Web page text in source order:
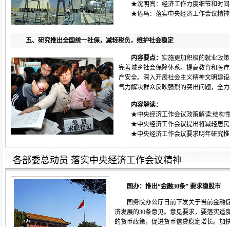
★沈明高：经济工作力度细节和时
★倦鸟：落实中央经济工作会议精
五、研究推出全国统一社保，减轻税负，维护社会稳定
内容要点： 实施更加积极的就业政
完善城乡社会保障体系。提高教育和医
产安全。深入开展社会主义精神文明建
气力解决群众反映强烈的突出问题，全
内容解读：
★中央经济工作会议政策解读:结构
★中央经济工作会议提出将减轻居
★中央经济工作会议要求明年研究
各部委总动员 落实中央经济工作会议精神
国办：推出“金融30条” 要求稳股市
国务院办公厅日前下发关于当前金融
济发展的30条意见。意见要求，要落实适
的货币政策，促进货币信贷稳定增长。加